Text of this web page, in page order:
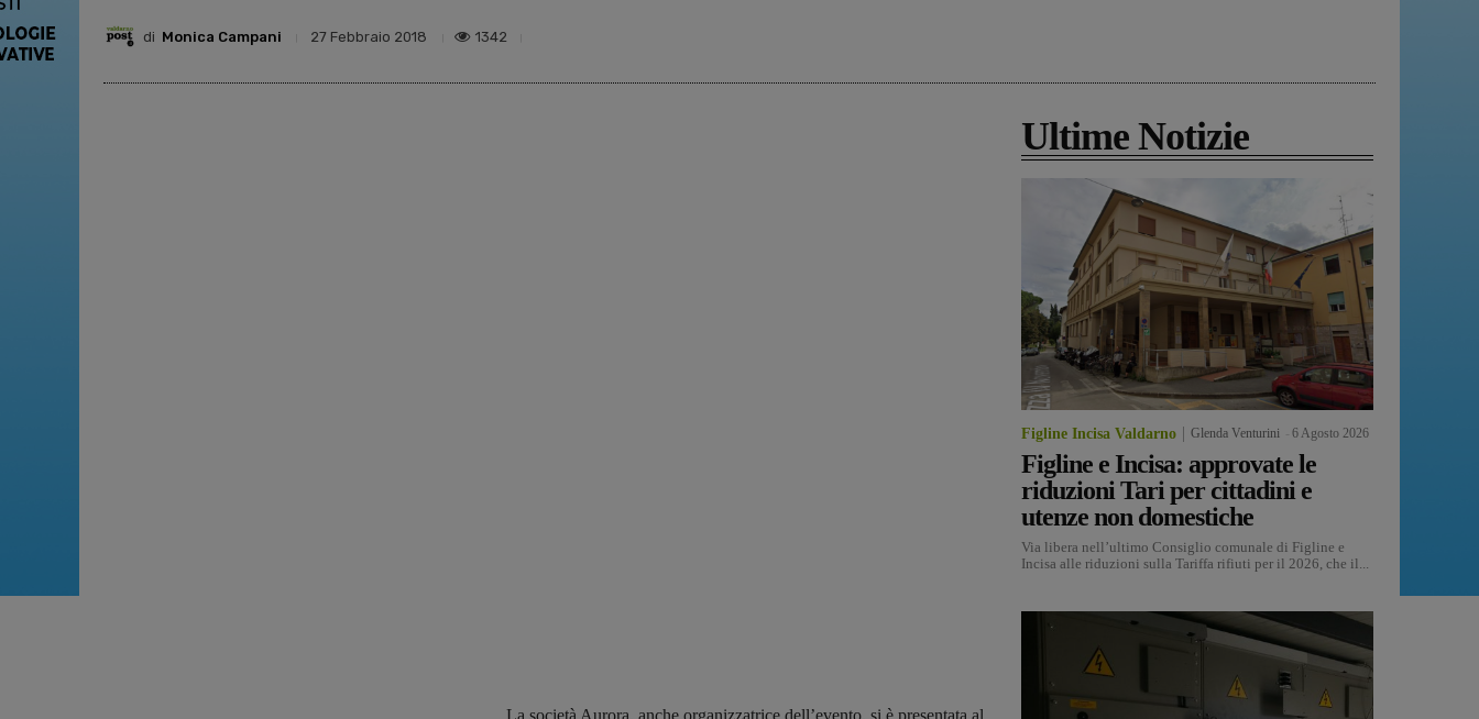
di Monica Campani 27 Febbraio 2018 1342
Ultime Notizie
Figline Incisa Valdarno Glenda Venturini 6 Agosto 2026
Figline e Incisa: approvate le
riduzioni Tari per cittadini e
utenze non domestiche
Via libera nell’ultimo Consiglio comunale di Figline e
Incisa alle riduzioni sulla Tariffa rifiuti per il 2026, che il...